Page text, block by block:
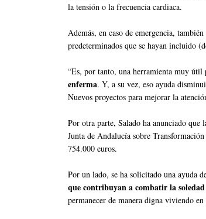
la tensión o la frecuencia cardiaca.
Además, en caso de emergencia,
predeterminados que se hayan incluido
“Es, por tanto, una herramienta muy útil
enferma. Y, a su vez, eso ayuda
Nuevos proyectos para mejorar la
Por otra parte, Salado ha anunciado que
Junta de Andalucía sobre
754.000 euros.
Por un lado, se ha solicitado una ayuda
que contribuyan a combatir la soledad
permanecer de manera digna viviendo